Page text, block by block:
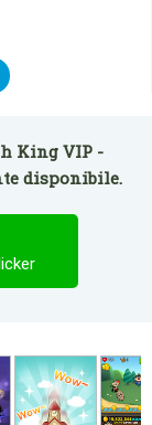
King VIP -
disponibile.